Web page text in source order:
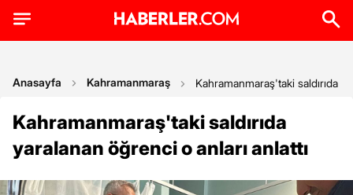
Anasayfa Kahramanmaraş Kahramanmaraş'taki saldırıda
Kahramanmaraş'taki saldırıda
yaralanan öğrenci o anları anlattı